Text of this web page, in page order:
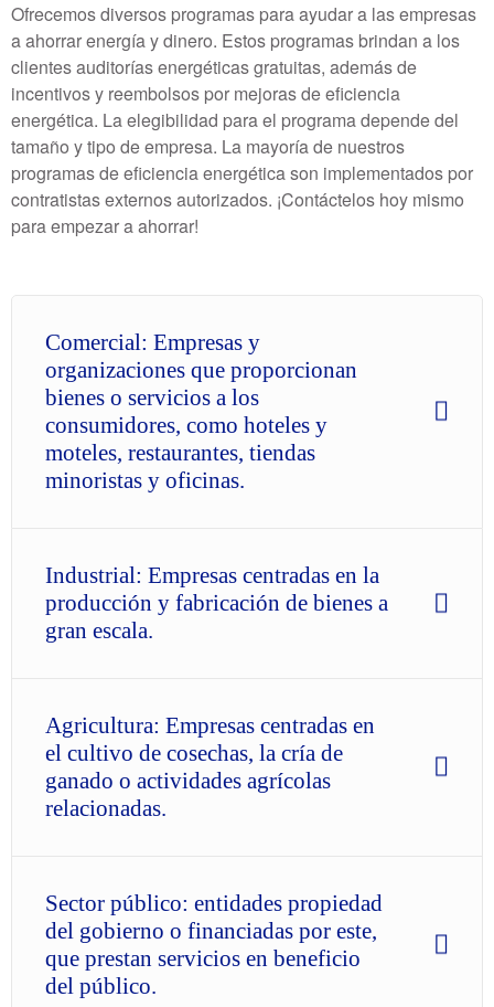
Ofrecemos diversos programas para ayudar a las empresas
a ahorrar energía y dinero. Estos programas brindan a los
clientes auditorías energéticas gratuitas, además de
incentivos y reembolsos por mejoras de eficiencia
energética. La elegibilidad para el programa depende del
tamaño y tipo de empresa. La mayoría de nuestros
programas de eficiencia energética son implementados por
contratistas externos autorizados. ¡Contáctelos hoy mismo
para empezar a ahorrar!
Comercial: Empresas y
organizaciones que proporcionan
bienes o servicios a los
consumidores, como hoteles y
moteles, restaurantes, tiendas
minoristas y oficinas.
Industrial: Empresas centradas en la
producción y fabricación de bienes a
gran escala.
Agricultura: Empresas centradas en
el cultivo de cosechas, la cría de
ganado o actividades agrícolas
relacionadas.
Sector público: entidades propiedad
del gobierno o financiadas por este,
que prestan servicios en beneficio
del público.